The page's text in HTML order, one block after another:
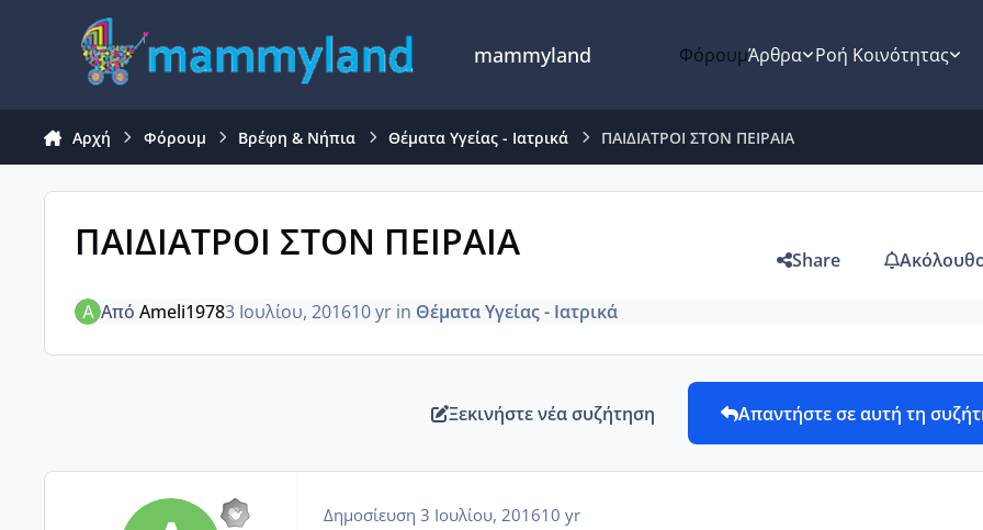
Μετάβαση σε περιεχόμενο
mammyland ΦόρουμΆρθρα Ροή Κοινότητας
Αρχή Φόρουμ Βρέφη & Νήπια Θέματα Υγείας - Ιατρικά ΠΑΙΔΙΑΤΡΟΙ ΣΤΟΝ ΠΕΙΡΑΙΑ
ΠΑΙΔΙΑΤΡΟΙ ΣΤΟΝ ΠΕΙΡΑΙΑ Share
ΑπόAmeli19783 Ιουλίου, 201610 yr in Θέματα Υγείας - Ιατρικά
Ξεκινήστε νέα συζήτηση Απαντήστε σε αυτή τη
Δημοσίευση 3 Ιουλίου, 201610 yr